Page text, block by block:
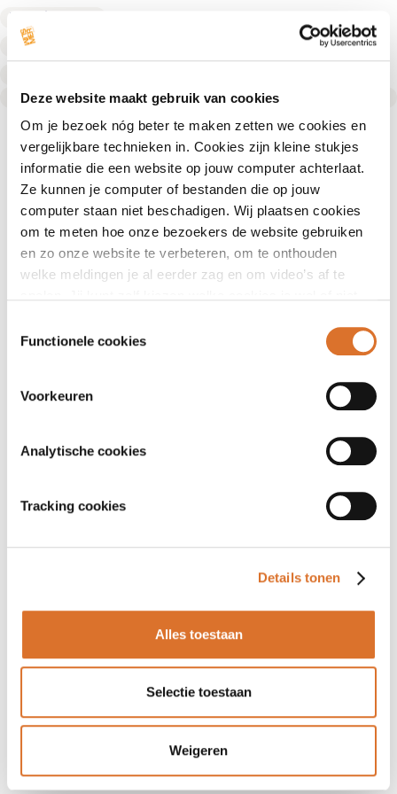
Deze website maakt gebruik van cookies
Om je bezoek nóg beter te maken zetten we cookies en
vergelijkbare technieken in. Cookies zijn kleine stukjes
informatie die een website op jouw computer achterlaat.
Ze kunnen je computer of bestanden die op jouw
computer staan niet beschadigen. Wij plaatsen cookies
om te meten hoe onze bezoekers de website gebruiken
en zo onze website te verbeteren, om te onthouden
welke meldingen je al eerder zag en om video’s af te
Functionele cookies
Voorkeuren
Analytische cookies
Tracking cookies
Details tonen
Alles toestaan
Selectie toestaan
Weigeren
Fysiotherapeut
Fysiotherapeut
Text Link